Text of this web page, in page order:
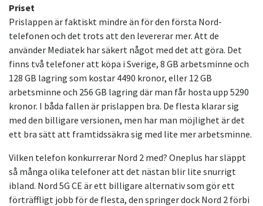
Priset
Prislappen är faktiskt mindre än för den första Nord-
telefonen och det trots att den levererar mer. Att de
använder Mediatek har säkert något med det att göra. Det
finns två telefoner att köpa i Sverige, 8 GB arbetsminne och
128 GB lagring som kostar 4490 kronor, eller 12 GB
arbetsminne och 256 GB lagring där man får hosta upp 5290
kronor. I båda fallen är prislappen bra. De flesta klarar sig
med den billigare versionen, men har man möjlighet är det
ett bra sätt att framtidssäkra sig med lite mer arbetsminne.
Vilken telefon konkurrerar Nord 2 med? Oneplus har släppt
så många olika telefoner att det nästan blir lite snurrigt
ibland. Nord 5G CE är ett billigare alternativ som gör ett
förträffligt jobb för de flesta, den springer dock Nord 2 förbi